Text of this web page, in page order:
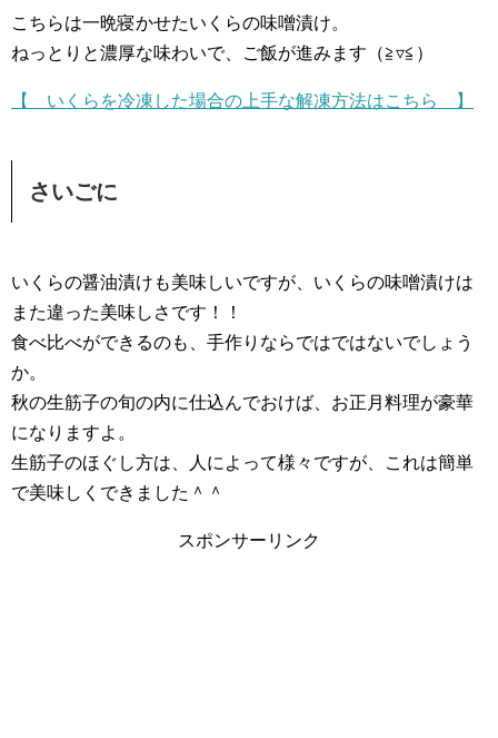
こちらは一晩寝かせたいくらの味噌漬け。
ねっとりと濃厚な味わいで、ご飯が進みます（≧▿≦）
【 いくらを冷凍した場合の上手な解凍方法はこちら 】
さいごに
いくらの醤油漬けも美味しいですが、いくらの味噌漬けは
また違った美味しさです！！
食べ比べができるのも、手作りならではではないでしょう
か。
秋の生筋子の旬の内に仕込んでおけば、お正月料理が豪華
になりますよ。
生筋子のほぐし方は、人によって様々ですが、これは簡単
で美味しくできました＾＾
スポンサーリンク